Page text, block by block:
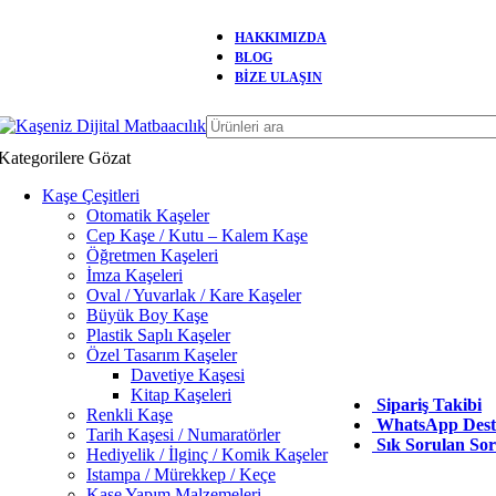
HAKKIMIZDA
BLOG
BİZE ULAŞIN
Gözat
Kaşe Çeşitleri
Otomatik Kaşeler
Cep Kaşe / Kutu – Kalem Kaşe
Öğretmen Kaşeleri
İmza Kaşeleri
Oval / Yuvarlak / Kare Kaşeler
Büyük Boy Kaşe
Plastik Saplı Kaşeler
Özel Tasarım Kaşeler
Davetiye Kaşesi
Kitap Kaşeleri
Renkli Kaşe
Tarih Kaşesi / Numaratörler
Hediyelik / İlginç / Komik Kaşeler
Istampa / Mürekkep / Keçe
Sipariş Takibi
WhatsApp
Sık Sorulan